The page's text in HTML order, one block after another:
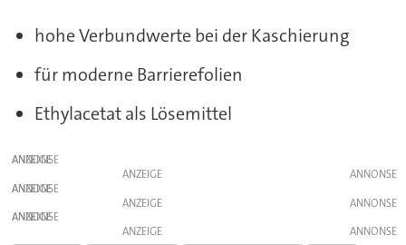
hohe Verbundwerte bei der Kaschierung
für moderne Barrierefolien
Ethylacetat als Lösemittel
ANZEIGE
ANZEIGE
ANZEIGE
ANZEIGE
ANZEIGE
ANZEIGE